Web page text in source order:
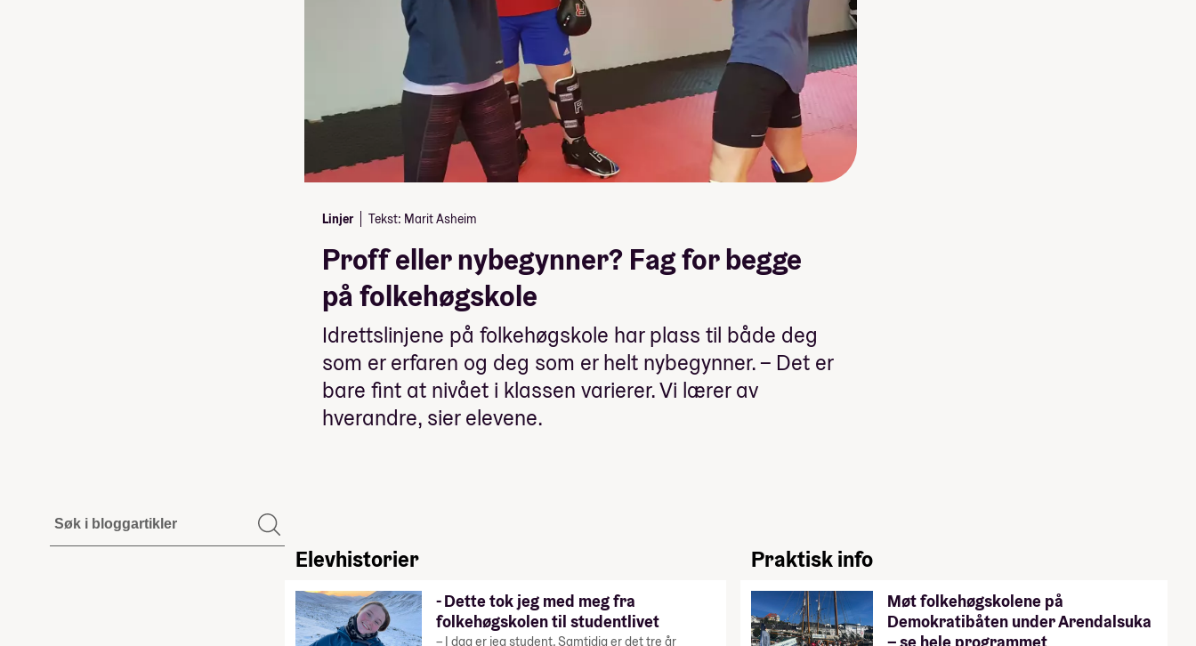
Linjer Tekst: Marit Asheim
Proff eller nybegynner? Fag for begge
på folkehøgskole
Idrettslinjene på folkehøgskole har plass til både deg
som er erfaren og deg som er helt nybegynner. – Det er
bare fint at nivået i klassen varierer. Vi lærer av
hverandre, sier elevene.
Elevhistorier
- Dette tok jeg med meg fra
folkehøgskolen til studentlivet
– I dag er jeg student. Samtidig er det tre år
Praktisk info
Møt folkehøgskolene på
Demokratibåten under Arendalsuka